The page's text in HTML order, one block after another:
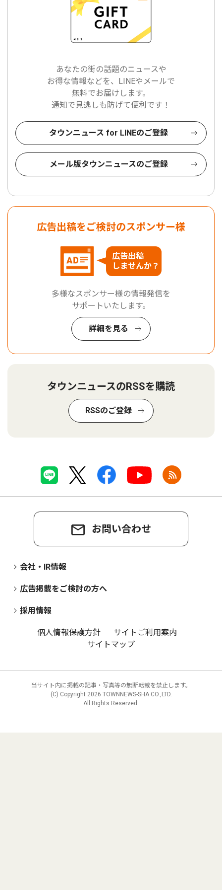
あなたの街の話題のニュースや
お得な情報などを、LINEやメールで
無料でお届けします。
通知で見逃しも防げて便利です！
タウンニュース for LINEのご登録
メール版タウンニュースのご登録
広告出稿をご検討のスポンサー様
広告出稿
しませんか？
多様なスポンサー様の情報発信を
サポートいたします。
詳細を見る
タウンニュースのRSSを購読
RSSのご登録
お問い合わせ
会社・IR情報
広告掲載をご検討の方へ
採用情報
個人情報保護方針
サイトご利用案内
サイトマップ
当サイト内に掲載の記事・写真等の無断転載を禁止します。
(C) Copyright 2026 TOWNNEWS-SHA CO.,LTD.
All Rights Reserved.